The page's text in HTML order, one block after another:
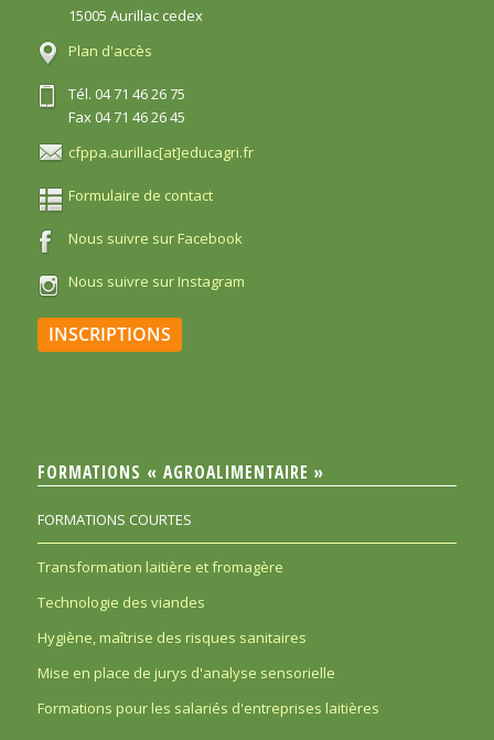
15005 Aurillac cedex
Plan d'accès
Tél. 04 71 46 26 75
Fax 04 71 46 26 45
cfppa.aurillac[at]educagri.fr
Formulaire de contact
Nous suivre sur Facebook
Nous suivre sur Instagram
INSCRIPTIONS
FORMATIONS « AGROALIMENTAIRE »
FORMATIONS COURTES
Transformation laitière et fromagère
Technologie des viandes
Hygiène, maîtrise des risques sanitaires
Mise en place de jurys d'analyse sensorielle
Formations pour les salariés d'entreprises laitières